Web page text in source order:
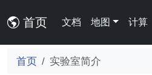
首页 文档 地图 计算
首页 实验室简介